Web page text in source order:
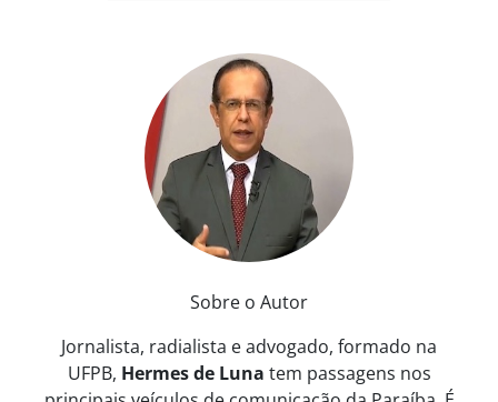
Sobre o Autor
Jornalista, radialista e advogado, formado na
UFPB, Hermes de Luna tem passagens nos